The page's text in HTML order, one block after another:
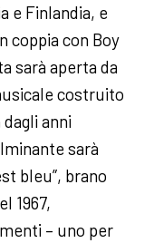
e Finlandia, e
coppia con Boy
sarà aperta da
costruito
anni
sarà
bleu”, brano
1967,
– uno per